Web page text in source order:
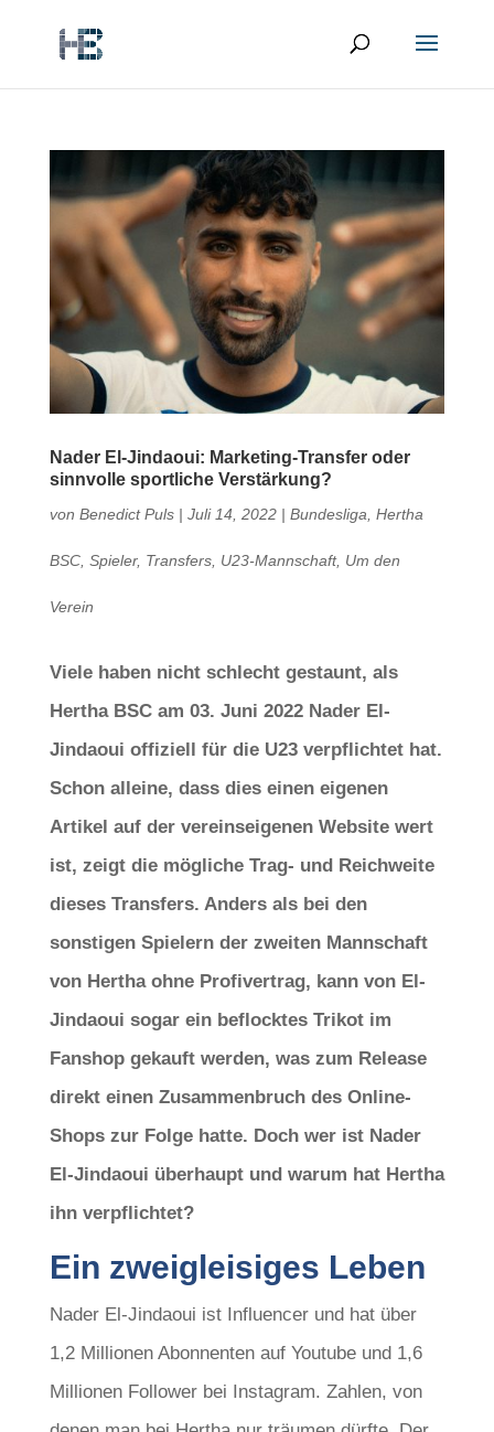
Nader El-Jindaoui: Marketing-Transfer oder
sinnvolle sportliche Verstärkung?
von Benedict Puls| Juli 14, 2022| Bundesliga Hertha
BSC, Spieler, Transfers, U23-Mannschaft, Um den
Verein
Viele haben nicht schlecht gestaunt, als
Hertha BSC am 03. Juni 2022 Nader El-
Jindaoui offiziell für die U23 verpflichtet hat.
Schon alleine, dass dies einen eigenen
Artikel auf der vereinseigenen Website wert
ist, zeigt die mögliche Trag- und Reichweite
dieses Transfers. Anders als bei den
sonstigen Spielern der zweiten Mannschaft
von Hertha ohne Profivertrag, kann von El-
Jindaoui sogar ein beflocktes Trikot im
Fanshop gekauft werden, was zum Release
direkt einen Zusammenbruch des Online-
Shops zur Folge hatte. Doch wer ist Nader
El-Jindaoui überhaupt und warum hat Hertha
ihn verpflichtet?
Ein zweigleisiges Leben
Nader El-Jindaoui ist Influencer und hat über
1,2 Millionen Abonnenten auf Youtube und 1,6
Millionen Follower bei Instagram. Zahlen, von